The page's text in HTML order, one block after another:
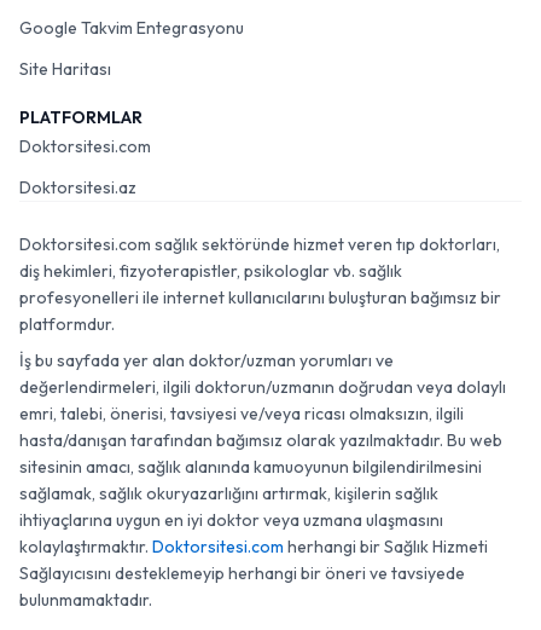
Google Takvim Entegrasyonu
Site Haritası
PLATFORMLAR
Doktorsitesi.com
Doktorsitesi.az
Doktorsitesi.com sağlık sektöründe hizmet veren tıp doktorları,
diş hekimleri, fizyoterapistler, psikologlar vb. sağlık
profesyonelleri ile internet kullanıcılarını buluşturan bağımsız bir
platformdur.
İş bu sayfada yer alan doktor/uzman yorumları ve
değerlendirmeleri, ilgili doktorun/uzmanın doğrudan veya dolaylı
emri, talebi, önerisi, tavsiyesi ve/veya ricası olmaksızın, ilgili
hasta/danışan tarafından bağımsız olarak yazılmaktadır. Bu web
sitesinin amacı, sağlık alanında kamuoyunun bilgilendirilmesini
sağlamak, sağlık okuryazarlığını artırmak, kişilerin sağlık
ihtiyaçlarına uygun en iyi doktor veya uzmana ulaşmasını
kolaylaştırmaktır. Doktorsitesi.com herhangi bir Sağlık Hizmeti
Sağlayıcısını desteklemeyip herhangi bir öneri ve tavsiyede
bulunmamaktadır.